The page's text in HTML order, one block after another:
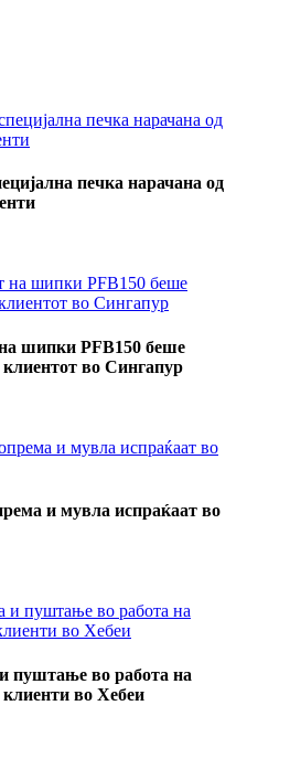
печка нарачана од
шипки PFB150 беше
во Сингапур
и мувла испраќаат во
пуштање во работа на
во Хебеи